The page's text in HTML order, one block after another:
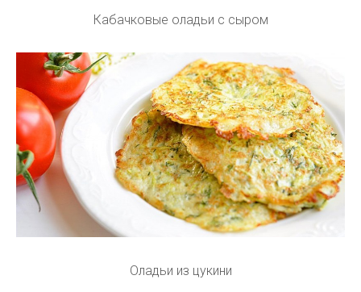
Кабачковые оладьи с сыром
Оладьи из цукини